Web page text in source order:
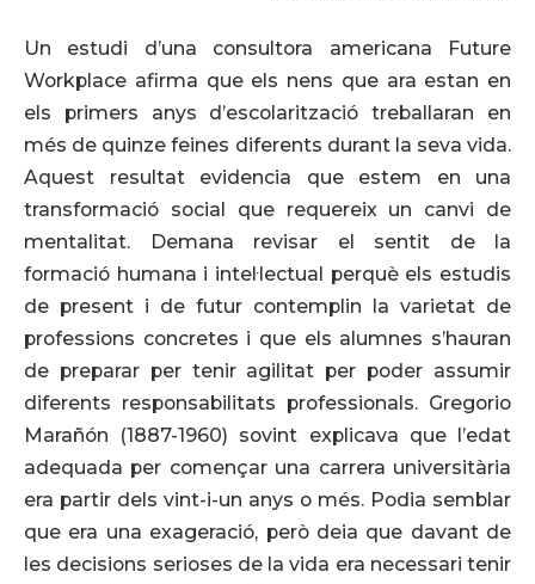
Un estudi d’una consultora americana Future
Workplace afirma que els nens que ara estan en
els primers anys d’escolarització treballaran en
més de quinze feines diferents durant la seva vida.
Aquest resultat evidencia que estem en una
transformació social que requereix un canvi de
mentalitat. Demana revisar el sentit de la
formació humana i intel·lectual perquè els estudis
de present i de futur contemplin la varietat de
professions concretes i que els alumnes s’hauran
de preparar per tenir agilitat per poder assumir
diferents responsabilitats professionals. Gregorio
Marañón (1887-1960) sovint explicava que l’edat
adequada per començar una carrera universitària
era partir dels vint-i-un anys o més. Podia semblar
que era una exageració, però deia que davant de
les decisions serioses de la vida era necessari tenir